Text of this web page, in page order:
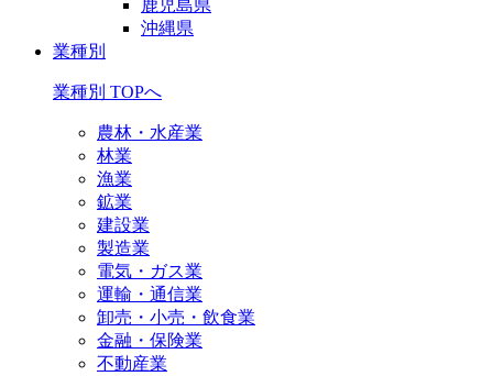
鹿児島県
沖縄県
業種別
業種別 TOPへ
農林・水産業
林業
漁業
鉱業
建設業
製造業
電気・ガス業
運輸・通信業
卸売・小売・飲食業
金融・保険業
不動産業